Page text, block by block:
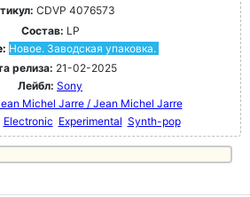
CDVP 4076573
Состав: LP
Новое. Заводская упаковка.
релиза: 21-02-2025
Лейбл: Sony
Michel Jarre / Jean Michel Jarre
Electronic Experimental Synth-pop